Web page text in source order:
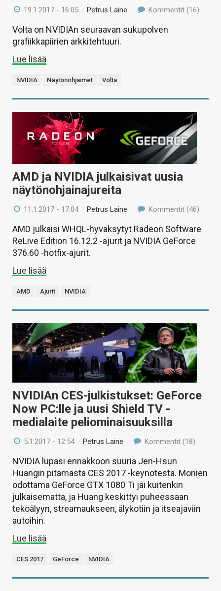
19.1.2017 - 16:05 / Petrus Laine Kommentit (16)
Volta on NVIDIAn seuraavan sukupolven
grafiikkapiirien arkkitehtuuri.
Lue lisää
NVIDIA Näytönohjaimet Volta
AMD ja NVIDIA julkaisivat uusia
näytönohjainajureita
11.1.2017 - 17:04 /Petrus Laine Kommentit (46)
AMD julkaisi WHQL-hyväksytyt Radeon Software
ReLive Edition 16.12.2 -ajurit ja NVIDIA GeForce
376.60 -hotfix-ajurit.
Lue lisää
AMD Ajurit NVIDIA
NVIDIAn CES-julkistukset: GeForce
Now PC:lle ja uusi Shield TV -
medialaite peliominaisuuksilla
5.1.2017 - 12:54 /Petrus Laine Kommentit (18)
NVIDIA lupasi ennakkoon suuria Jen-Hsun
Huangin pitämästä CES 2017 -keynotesta. Monien
odottama GeForce GTX 1080 Ti jäi kuitenkin
julkaisematta, ja Huang keskittyi puheessaan
tekoälyyn, streamaukseen, älykotiin ja itseajaviin
autoihin.
Lue lisää
CES 2017 GeForce NVIDIA